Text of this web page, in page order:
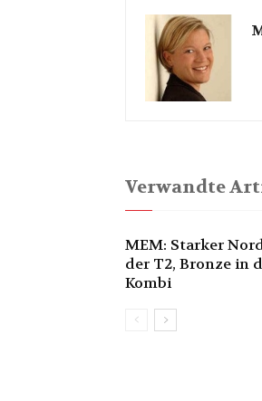
Verwandte
MEM: Starker
der T2, Bronze in
Kombi